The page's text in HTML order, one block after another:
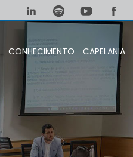
CONHECIMENTO CAPELANIA